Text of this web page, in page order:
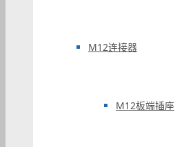
M12连接器
M12板端插座